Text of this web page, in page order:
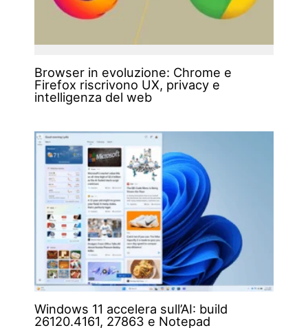
Browser in evoluzione: Chrome e
Firefox riscrivono UX, privacy e
intelligenza del web
Windows 11 accelera sull’AI: build
26120.4161, 27863 e Notepad